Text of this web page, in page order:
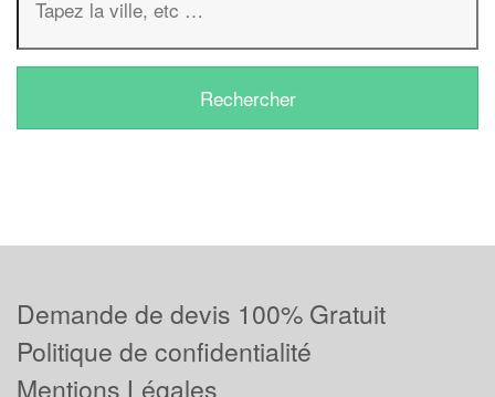
Demande de devis 100% Gratuit
Politique de confidentialité
Mentions Légales